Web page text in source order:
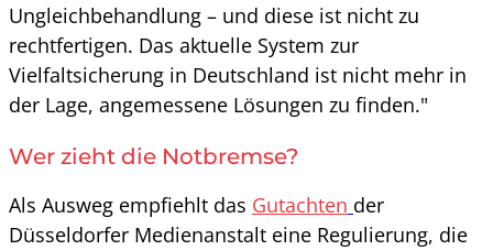
Ungleichbehandlung – und diese ist nicht zu
rechtfertigen. Das aktuelle System zur
Vielfaltsicherung in Deutschland ist nicht mehr in
der Lage, angemessene Lösungen zu finden."
Wer zieht die Notbremse?
Als Ausweg empfiehlt das Gutachten der
Düsseldorfer Medienanstalt eine Regulierung, die